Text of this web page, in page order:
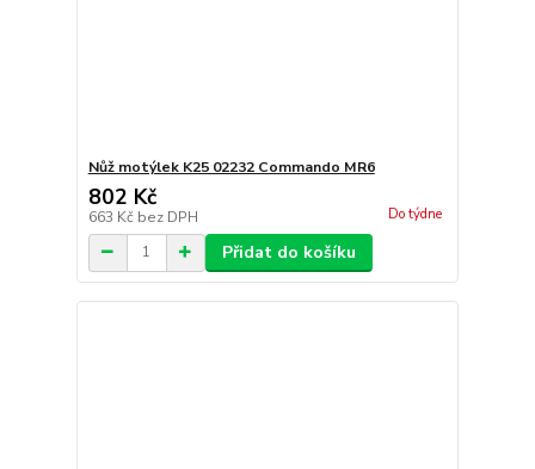
Nůž motýlek K25 02232 Commando MR6
802 Kč
663 Kč bez DPH Do týdne
Přidat do košíku